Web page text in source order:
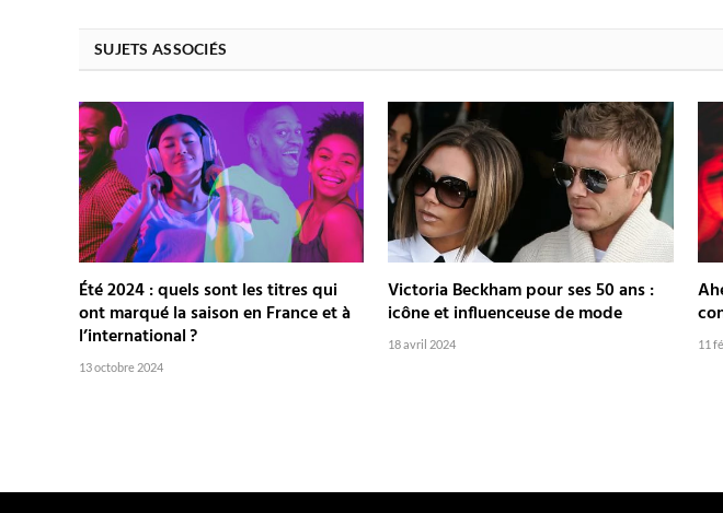
SUJETS ASSOCIÉS
Été 2024 : quels sont les titres qui
ont marqué la saison en France et à
l’international ?
13 octobre 2024
Victoria Beckham pour ses 50 ans :
icône et influenceuse de mode
18 avril 2024 11